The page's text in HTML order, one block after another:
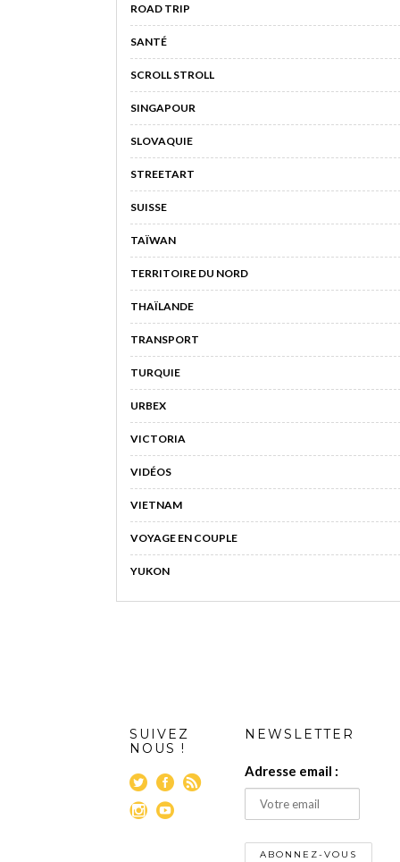
ROAD TRIP
SANTÉ
SCROLL STROLL
SINGAPOUR
SLOVAQUIE
STREETART
SUISSE
TAÏWAN
TERRITOIRE DU NORD
THAÏLANDE
TRANSPORT
TURQUIE
URBEX
VICTORIA
VIDÉOS
VIETNAM
VOYAGE EN COUPLE
YUKON
SUIVEZ
NOUS !
NEWSLETTER
Adresse email :